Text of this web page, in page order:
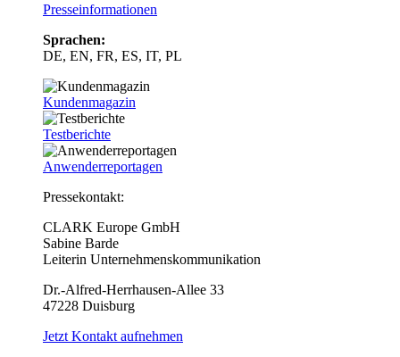
Presseinformationen
Sprachen:
DE, EN, FR, ES, IT, PL
Kundenmagazin
Testberichte
Anwenderreportagen
Pressekontakt:
CLARK Europe GmbH
Sabine Barde
Leiterin Unternehmenskommunikation
Dr.-Alfred-Herrhausen-Allee 33
47228 Duisburg
Jetzt Kontakt aufnehmen